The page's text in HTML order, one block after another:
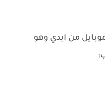
من ايدي وهو